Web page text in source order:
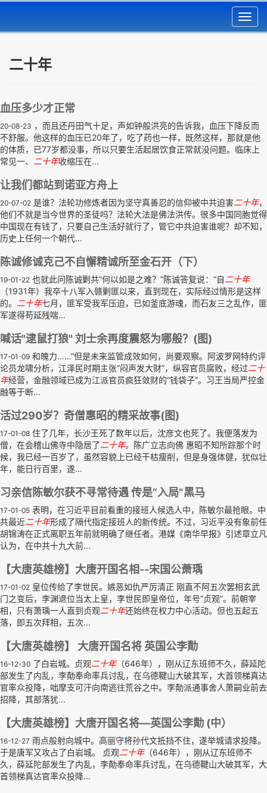
二十年
血压多少才正常
20-08-23 ，而且还丹田气十足，声如钟般洪亮的告诉我，血压下降反而
不舒服。他这样的血压已20年了，吃了药也一样，既然这样，那就是他
的体质，已77岁都没事，所以只要生活起居饮食正常就没问题。临床上
常见一、 二十年收缩压在...
让我们都站到诺亚方舟上
20-07-02 是谁？法轮功修炼者因为坚守真善忍的信仰被中共迫害二十年，
他们不就是当今世界的圣徒吗？法轮大法是佛法洪传。很多中国同胞觉得
中国现在有钱了，只要自己生活好就行了，管它中共迫害谁呢？却不知，
历史上任何一个朝代...
陈诚修诚克己不自懈精诚所至金石开（下）
19-01-22 也就此问陈诚剿共“何以如是之难？”陈诚答复说：“自二十年
（1931年）我卒十八军入赣剿匪以来，直到现在，实际经过情形是这样
的。 二十年七月，匪军受我军压迫，已如釜底游魂，而石友三之乱作，匪
军遂得苟延残喘...
喊话"逮鼠打狼" 刘士余再度震怒为哪般？(图)
17-01-09 和魄力……”但是未来监管成效如何，尚要观察。阿波罗网特约评
论员龙啸分析，江泽民时期主张“闷声发大财”，纵容官员腐败，经过二十
年经营，金融领域已成为江派官员疯狂敛财的“钱袋子”。习王当局严控金
融等于断...
活过290岁？奇僧惠昭的精采故事(图)
17-01-08 住了几年，长沙王死了数年以后，沈彦文也死了。我便落发为
僧，在会稽山佛寺中隐居了二十年。陈广立志向佛 惠昭不知所踪那个时
候，我已经一百岁了，虽然容貌上已经干枯瘦削，但是身强体健，犹似壮
年，能日行百里，遂...
习亲信陈敏尔获不寻常待遇 传是“入局”黑马
17-01-05 表明，在习近平目前看重的接班人候选人中，陈敏尔最抢眼。中
共最近二十年形成了隔代指定接班人的新传统。不过，习近平没有象前任
胡锦涛在正式离职五年前就明确了继任者。港媒《南华早报》引述章立凡
认为，在中共十九大前...
【大唐英雄榜】大唐开国名相--宋国公萧瑀
17-01-02 皇位传给了李世民。嫉恶如仇严厉清正 刚直不阿五次罢相玄武
门之变后，李渊退位当太上皇，李世民即皇帝位，年号“贞观”。前朝宰
相，只有萧瑀一人直到贞观二十年还始终在权力中心活动。但也五起五
落，即五次拜相，五次...
【大唐英雄榜】 大唐开国名将 英国公李勣
16-12-30 了白岩城。贞观二十年（646年），刚从辽东班师不久，薛延陀
部发生了内乱，李勣奉命率兵讨乱，在乌德鞬山大破其军，大首领梯真达
官率众投降，咄摩支可汗向南逃往荒谷之中。李勣派通事舍人萧嗣业前去
招降，其部落犹...
【大唐英雄榜】大唐开国名将—英国公李勣 (中）
16-12-27 雨点般射向城中。高丽守将孙代文抵挡不住，遂举城请求投降。
于是唐军又攻占了白岩城。 贞观二十年（646年），刚从辽东班师不
久，薛延陀部发生了内乱，李勣奉命率兵讨乱，在乌德鞬山大破其军，大
首领梯真达官率众投降...